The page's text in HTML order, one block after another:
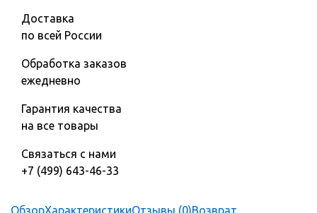
Доставка
по всей России
Обработка заказов
ежедневно
Гарантия качества
на все товары
Связаться с нами
+7 (499) 643-46-33
ОбзорХарактеристикиОтзывы (0)Возврат